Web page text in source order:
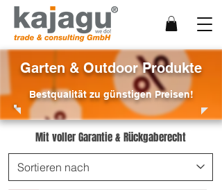
Garten & Outdoor Produkte
Bestqualität zu günstigen Preisen!
Mit voller Garantie & Rückgaberecht